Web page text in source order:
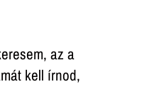
az a
kell írnod,